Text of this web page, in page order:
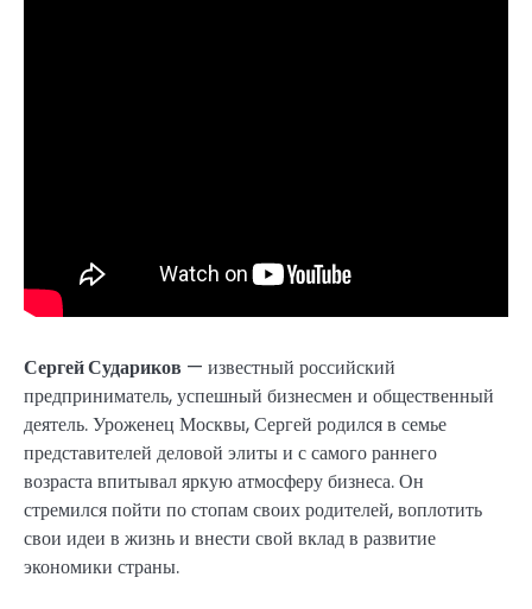
Сергей Судариков — известный российский
предприниматель, успешный бизнесмен и общественный
деятель. Уроженец Москвы, Сергей родился в семье
представителей деловой элиты и с самого раннего
возраста впитывал яркую атмосферу бизнеса. Он
стремился пойти по стопам своих родителей, воплотить
свои идеи в жизнь и внести свой вклад в развитие
экономики страны.